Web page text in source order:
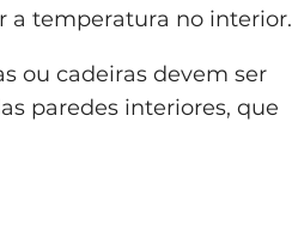
a temperatura no interior.
ou cadeiras devem ser
paredes interiores, que